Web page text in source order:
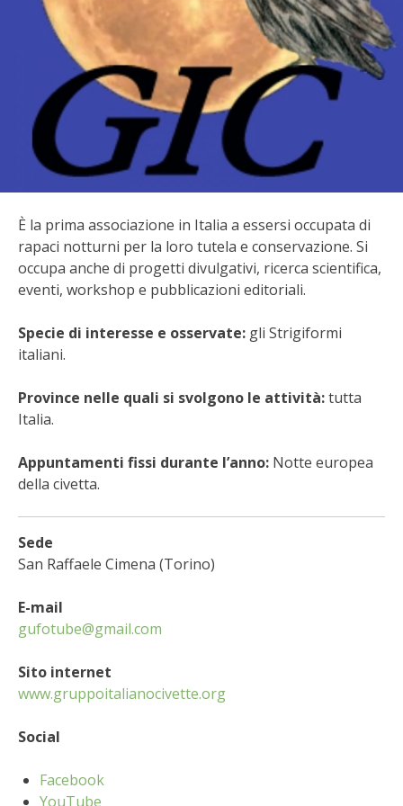
CUCINA
PRODOTTI
FARFALLE DELLA CAMPAGNA
PICCOLO POLLAIO
STORIE DEI LETTORI
CONSERVARE LA FRUTTA
CONSERVE DELL’ORTO
STIHL
BLUMEN
PELLENC
MEDICINA DEI SEMPLICI
SCONTI NOVEMBRE
COMPO
HUSQVARNA
ZAPI GARDEN
È la prima associazione in Italia a essersi occupata di
rapaci notturni per la loro tutela e conservazione. Si
occupa anche di progetti divulgativi, ricerca scientifica,
eventi, workshop e pubblicazioni editoriali.
Specie di interesse e osservate: gli Strigiformi
italiani.
Province nelle quali si svolgono le attività:tutta
Italia.
Appuntamenti fissi durante l’anno: Notte europea
della civetta.
Sede
San Raffaele Cimena (Torino)
E-mail
gufotube@gmail.com
Sito internet
www.gruppoitalianocivette.org
Social
Facebook
YouTube